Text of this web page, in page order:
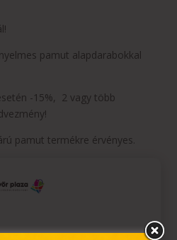
pamut alapdarabokkal
-15%, 2 vagy több
pamut termékre érvényes.
a kedvenceid közül most!